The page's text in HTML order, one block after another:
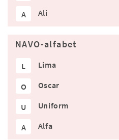
A Ali
NAVO-alfabet
L Lima
O Oscar
U Uniform
A Alfa